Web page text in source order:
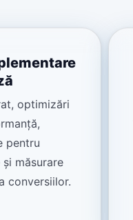
optimizări
pentru
măsurare
conversiilor.